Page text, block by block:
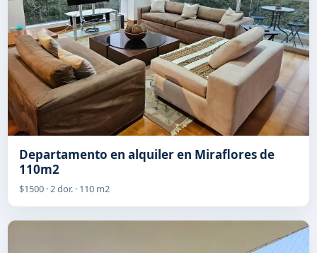
Departamento en alquiler en Miraflores de
110m2
$1500 · 2 dor. · 110 m2